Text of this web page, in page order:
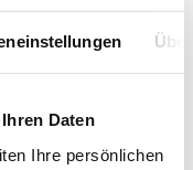
Daten
Ihre persönlichen